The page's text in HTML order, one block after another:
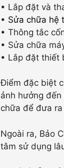
• Lắp đặt và
• Sửa chữa hệ
• Thông tắc
• Sửa chữa
• Lắp đặt thiết
Điểm đặc biệt
ảnh hưởng
chữa để đưa
Ngoài ra, Bảo
tâm sử dụng